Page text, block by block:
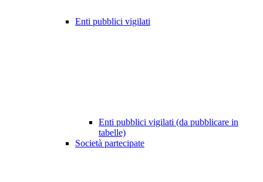
Enti pubblici vigilati
Enti pubblici vigilati (da pubblicare in
tabelle)
Società partecipate